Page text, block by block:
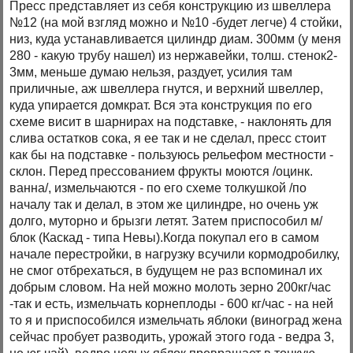
Пресс представляет из себя конструкцию из швеллера
№12 (на мой взгляд можно и №10 -будет легче) 4 стойки,
низ, куда устанавливается цилиндр диам. 300мм (у меня
280 - какую трубу нашел) из нержавейки, толш. стенок2-
3мм, меньше думаю нельзя, раздует, усилия там
приличные, аж швеллера гнутся, и верхний швеллер,
куда упирается домкрат. Вся эта конструкция по его
схеме висит в шарнирах на подставке, - наклонять для
слива остатков сока, я ее так и не сделал, пресс стоит
как бы на подставке - пользуюсь рельефом местности -
склон. Перед прессованием фрукты моются /оцинк.
ванна/, измельчаются - по его схеме толкушкой /по
началу так и делал, в этом же цилиндре, но очень уж
долго, муторно и брызги летят. Затем приспособил м/
блок (Каскад - типа Невы).Когда покупал его в самом
начале перестройки, в нагрузку всучили кормодробилку,
не смог отбрехаться, в будущем не раз вспоминал их
добрым словом. На ней можно молоть зерно 200кг/час
-так и есть, измельчать корнеплоды - 600 кг/час - на ней
то я и приспособился измельчать яблоки (виноград жена
сейчас пробует разводить, урожай этого года - ведра 3,